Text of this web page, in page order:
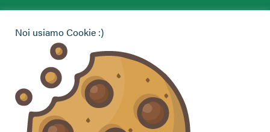
Vuoi contattarci per ricevere assistenza, lasciare un
commento o chiedere informazioni?
CONTATTACI
Noi usiamo Cookie :)